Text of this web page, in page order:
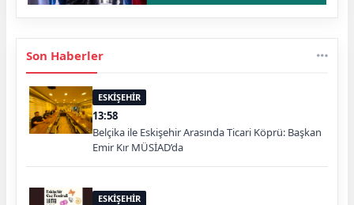
Son Haberler
ESKİŞEHİR
13:58
Belçika ile Eskişehir Arasında Ticari Köprü: Başkan
Emir Kır MÜSİAD’da
ESKİŞEHİR